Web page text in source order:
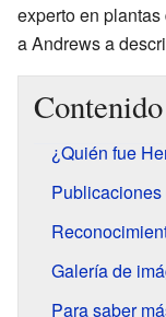
experto en plantas
a Andrews a
Contenido
¿Quién fue
Galería de
Para saber